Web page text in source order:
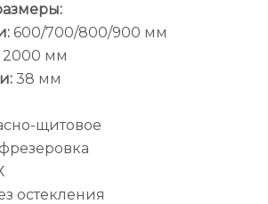
600/700/800/900 мм
2000 мм
38 мм
щитовое
остекления